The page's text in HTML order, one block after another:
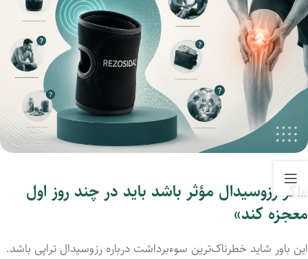
«اگر رزوسیدال مؤثر باشد باید در چند روز اول
معجزه کند»
این باور شاید خطرناک‌ترین سوءبرداشت درباره رزوسیدال تراپی باشد.